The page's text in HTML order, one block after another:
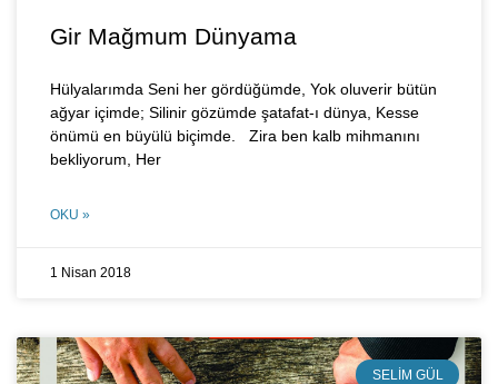
Gir Mağmum Dünyama
Hülyalarımda Seni her gördüğümde, Yok oluverir bütün
ağyar içimde; Silinir gözümde şatafat-ı dünya, Kesse
önümü en büyülü biçimde. Zira ben kalb mihmanını
bekliyorum, Her
OKU »
1 Nisan 2018
SELIM GÜL